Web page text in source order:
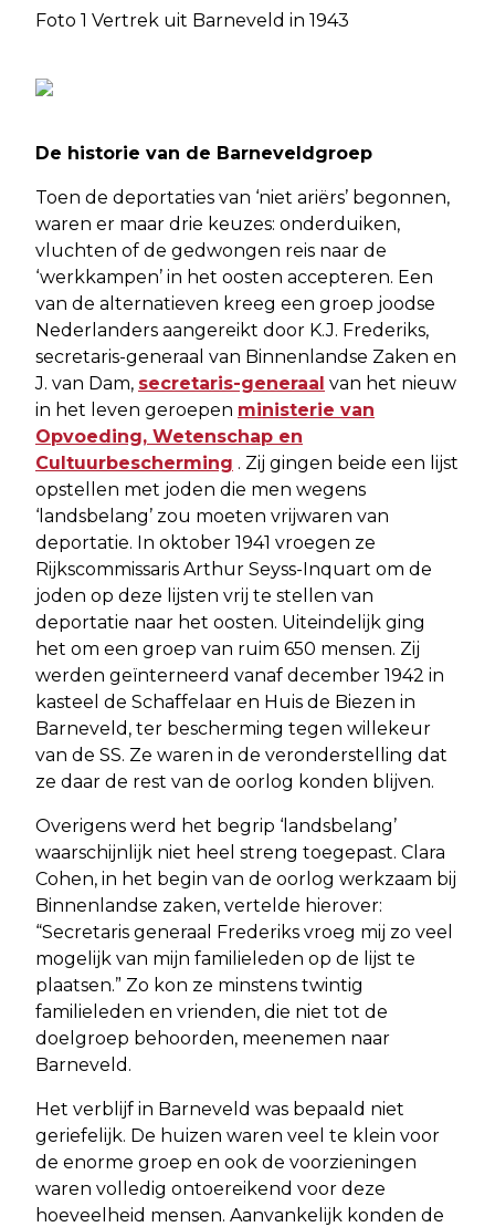
Foto 1 Vertrek uit Barneveld in 1943
De historie van de Barneveldgroep
Toen de deportaties van ‘niet ariërs’ begonnen,
waren er maar drie keuzes: onderduiken,
vluchten of de gedwongen reis naar de
‘werkkampen’ in het oosten accepteren. Een
van de alternatieven kreeg een groep joodse
Nederlanders aangereikt door K.J. Frederiks,
secretaris-generaal van Binnenlandse Zaken en
J. van Dam, secretaris-generaal van het nieuw
in het leven geroepen ministerie van
Opvoeding, Wetenschap en
Cultuurbescherming . Zij gingen beide een lijst
opstellen met joden die men wegens
‘landsbelang’ zou moeten vrijwaren van
deportatie. In oktober 1941 vroegen ze
Rijkscommissaris Arthur Seyss-Inquart om de
joden op deze lijsten vrij te stellen van
deportatie naar het oosten. Uiteindelijk ging
het om een groep van ruim 650 mensen. Zij
werden geïnterneerd vanaf december 1942 in
kasteel de Schaffelaar en Huis de Biezen in
Barneveld, ter bescherming tegen willekeur
van de SS. Ze waren in de veronderstelling dat
ze daar de rest van de oorlog konden blijven.
Overigens werd het begrip ‘landsbelang’
waarschijnlijk niet heel streng toegepast. Clara
Cohen, in het begin van de oorlog werkzaam bij
Binnenlandse zaken, vertelde hierover:
“Secretaris generaal Frederiks vroeg mij zo veel
mogelijk van mijn familieleden op de lijst te
plaatsen.” Zo kon ze minstens twintig
familieleden en vrienden, die niet tot de
doelgroep behoorden, meenemen naar
Barneveld.
Het verblijf in Barneveld was bepaald niet
geriefelijk. De huizen waren veel te klein voor
de enorme groep en ook de voorzieningen
waren volledig ontoereikend voor deze
hoeveelheid mensen. Aanvankelijk konden de